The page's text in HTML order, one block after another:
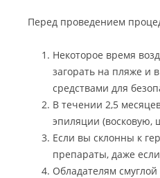
Перед проведением
Некоторое время
загорать на пляже и
средствами для
В течении 2,5
эпиляции (восковую,
Если вы склонны к
препараты, даже
Обладателям